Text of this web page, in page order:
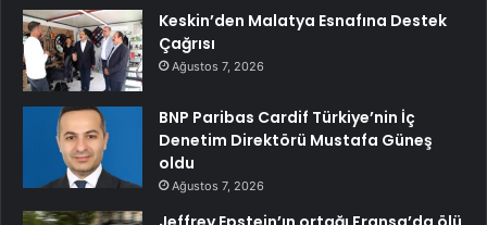
Keskin’den Malatya Esnafına Destek
Çağrısı
Ağustos 7, 2026
BNP Paribas Cardif Türkiye’nin İç
Denetim Direktörü Mustafa Güneş
oldu
Ağustos 7, 2026